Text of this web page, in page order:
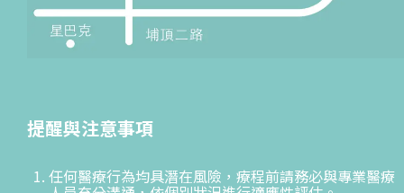
提醒與注意事項
任何醫療行為均具潛在風險，療程前請務必與專業醫療